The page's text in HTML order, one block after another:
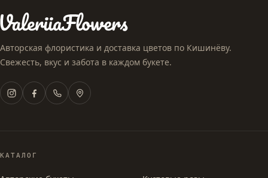
Авторская флористика и доставка цветов по Кишинёву.
Свежесть, вкус и забота в каждом букете.
КАТАЛОГ